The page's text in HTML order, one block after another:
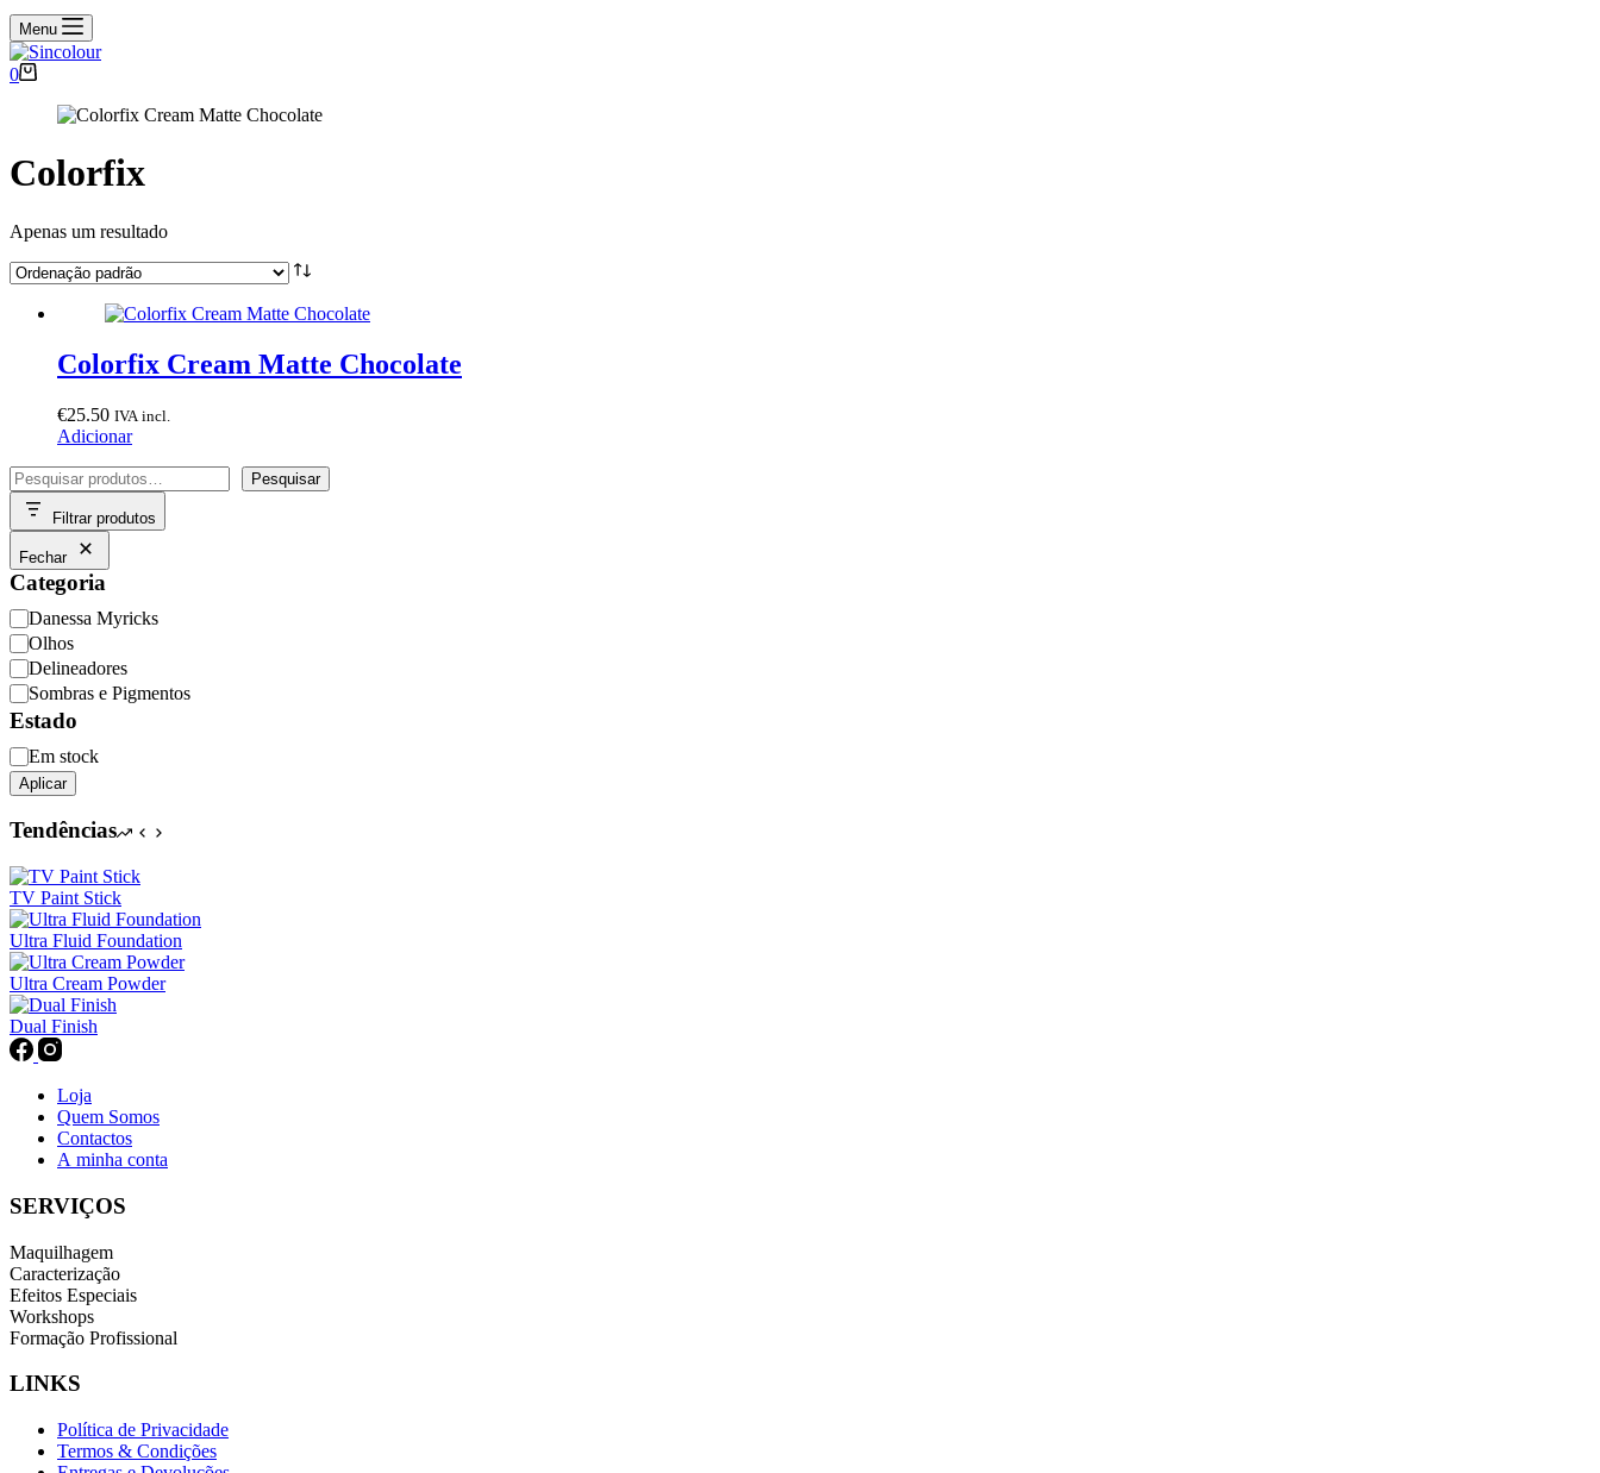
Menu
Carrinho
compras
0
Colorfix
Apenas um resultado
Colorfix Cream Matte Chocolate
€25.50 IVA incl.
Adicionar
Pesquisar
Pesquisar
Filtrar produtos
Fechar
Categoria
Categoria
Danessa Myricks
Olhos
Delineadores
Sombras e Pigmentos
Estado
Disponibilidade
Em stock
Aplicar
Tendências
TV Paint Stick
Ultra Fluid Foundation
Ultra Cream Powder
Dual Finish
Loja
Quem Somos
Contactos
A minha conta
SERVIÇOS
Maquilhagem
Caracterização
Efeitos Especiais
Workshops
Formação Profissional
LINKS
Política de Privacidade
Termos & Condições